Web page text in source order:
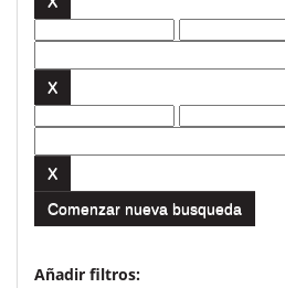
Comenzar nueva busqueda
Añadir filtros: